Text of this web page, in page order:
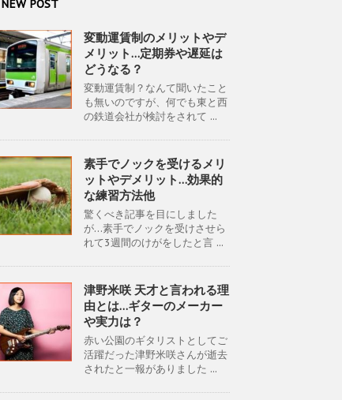
NEW POST
変動運賃制のメリットやデ
メリット…定期券や遅延は
どうなる？
変動運賃制？なんて聞いたこと
も無いのですが、何でも東と西
の鉄道会社が検討をされて ...
素手でノックを受けるメリ
ットやデメリット…効果的
な練習方法他
驚くべき記事を目にしました
が…素手でノックを受けさせら
れて3週間のけがをしたと言 ...
津野米咲 天才と言われる理
由とは…ギターのメーカー
や実力は？
赤い公園のギタリストとしてご
活躍だった津野米咲さんが逝去
されたと一報がありました ...